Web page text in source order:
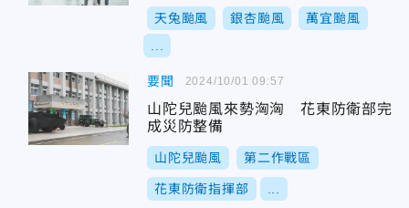
天兔颱風 銀杏颱風 萬宜颱風
要聞
山陀兒颱風來勢洶洶 花東防衛部完
成災防整備
山陀兒颱風 第二作戰區
花東防衛指揮部
2024/10/01 09:57